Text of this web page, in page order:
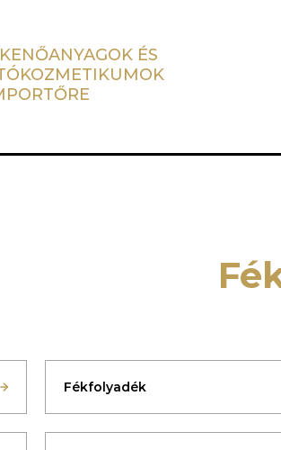
ÉS
Fékfolyadék